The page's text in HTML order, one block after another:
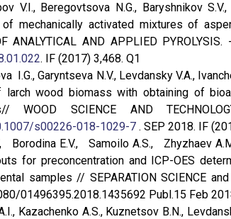
V.I., Beregovtsova N.G., Baryshnikov
of mechanically activated mixtures of
ANALYTICAL AND APPLIED
. IF (2017) 3,468. Q1
I.G., Garyntseva N.V., Levdansky V.A.,
larch wood biomass with obtaining of
WOOD SCIENCE AND
s00226-018-1029-7 . SEP 2018. IF
Borodina E.V., Samoilo A.S., Zhyzhaev
for preconcentration and ICP-OES
samples // SEPARATION SCIENCE
01496395.2018.1435692 Publ.15 Feb
Kazachenko A.S., Kuznetsov B.N.,